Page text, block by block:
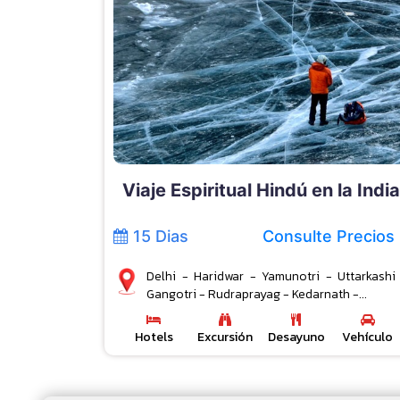
Viaje Espiritual Hindú en la India
15 Dias Consulte Precios
Delhi - Haridwar - Yamunotri -
Gangotri - Rudraprayag - Kedarnath -...
Hotels Excursión Desayuno Vehículo